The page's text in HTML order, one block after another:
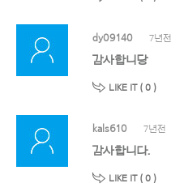
dy09140 7년전
감사합니당
LIKE IT ( 0 )
kals610 7년전
감사합니다.
LIKE IT ( 0 )